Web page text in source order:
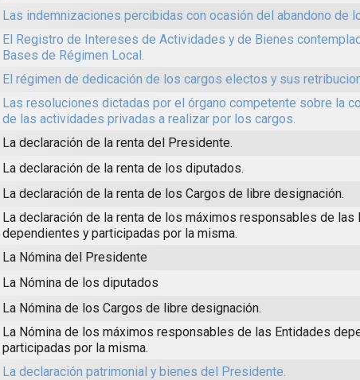
Las indemnizaciones percibidas con ocasión del abandono de
El Registro de Intereses de Actividades y de Bienes
Bases de Régimen Local.
El régimen de dedicación de los cargos electos y sus
Las resoluciones dictadas por el órgano competente sobre la
de las actividades privadas a realizar por los cargos.
La declaración de la renta del Presidente.
La declaración de la renta de los diputados.
La declaración de la renta de los Cargos de libre designación.
La declaración de la renta de los máximos responsables de las
dependientes y participadas por la misma.
La Nómina del Presidente
La Nómina de los diputados
La Nómina de los Cargos de libre designación.
La Nómina de los máximos responsables de las Entidades
participadas por la misma.
La declaración patrimonial y bienes del Presidente.